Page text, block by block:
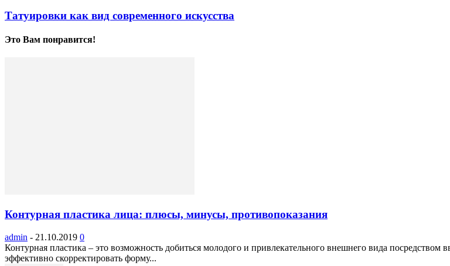
Татуировки как вид современного искусства
Это Вам понравится!
Контурная пластика лица: плюсы, минусы, противопоказания
admin - 21.10.2019 0
Контурная пластика – это возможность добиться молодого и привлекательного внешнего вида
эффективно скорректировать форму...